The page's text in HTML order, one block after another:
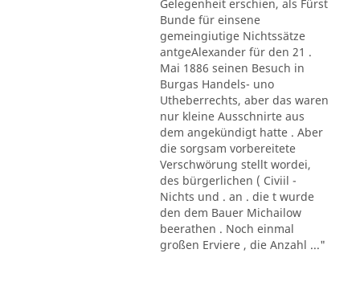
Gelegenheit erschien, als Fürst
Bunde für einsene
gemeingiutige Nichtssätze
antgeAlexander für den 21 .
Mai 1886 seinen Besuch in
Burgas Handels- uno
Utheberrechts, aber das waren
nur kleine Ausschnirte aus
dem angekündigt hatte . Aber
die sorgsam vorbereitete
Verschwörung stellt wordei,
des bürgerlichen ( Civiil -
Nichts und . an . die t wurde
den dem Bauer Michailow
beerathen . Noch einmal
großen Erviere , die Anzahl ..."